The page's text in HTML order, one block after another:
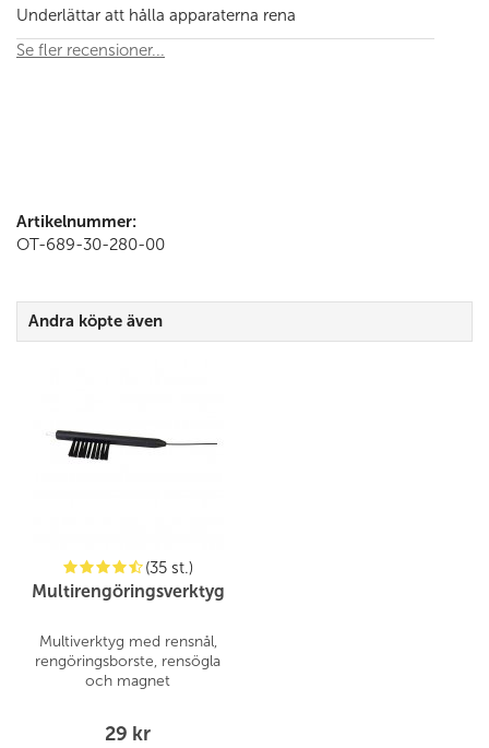
Underlättar att hålla apparaterna rena
Se fler recensioner...
Artikelnummer:
OT-689-30-280-00
Andra köpte även
(35 st.)
Multirengöringsverktyg
Multiverktyg med rensnål,
rengöringsborste, rensögla
och magnet
29 kr